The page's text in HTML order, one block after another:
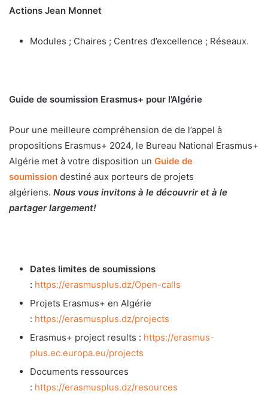
Actions Jean Monnet
Modules ; Chaires ; Centres d’excellence ; Réseaux.
Guide de soumission Erasmus+ pour l’Algérie
Pour une meilleure compréhension de de l’appel à
propositions Erasmus+ 2024, le Bureau National Erasmus+
Algérie met à votre disposition un Guide de
soumission destiné aux porteurs de projets
algériens. Nous vous invitons à le découvrir et à le
partager largement!
Dates limites de soumissions
: https://erasmusplus.dz/Open-calls
Projets Erasmus+ en Algérie
: https://erasmusplus.dz/projects
Erasmus+ project results : https://erasmus-
plus.ec.europa.eu/projects
Documents ressources
: https://erasmusplus.dz/resources